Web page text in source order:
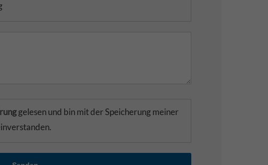
gelesen und bin mit der Speicherung meiner